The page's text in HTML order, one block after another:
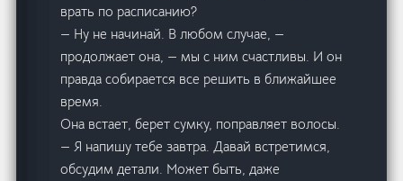
врать по расписанию?
— Ну не начинай. В любом случае, —
продолжает она, — мы с ним счастливы. И он
правда собирается все решить в ближайшее
время.
Она встает, берет сумку, поправляет волосы.
— Я напишу тебе завтра. Давай встретимся,
обсудим детали. Может быть, даже